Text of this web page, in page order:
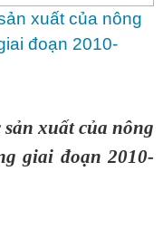
xuất của nông
đoạn 2010-
xuất của nông
giai đoạn 2010-